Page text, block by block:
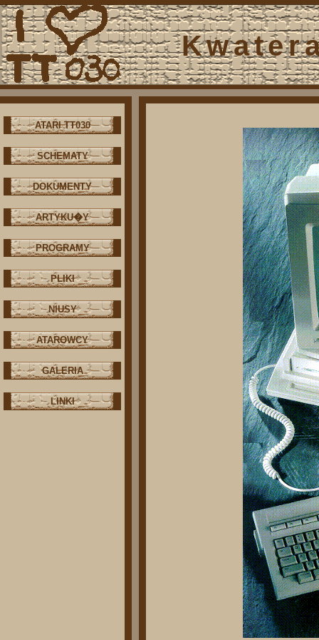
ATARI TT030
SCHEMATY
DOKUMENTY
ARTYKU�Y
PROGRAMY
PLIKI
NIUSY
ATAROWCY
GALERIA
LINKI